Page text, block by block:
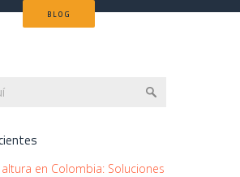
BLOG
en Colombia: Soluciones